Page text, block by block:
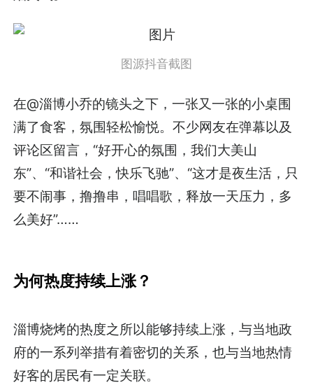
图源抖音截图
在@淄博小乔的镜头之下，一张又一张的小桌围
满了食客，氛围轻松愉悦。不少网友在弹幕以及
评论区留言，“好开心的氛围，我们大美山
东”、“和谐社会，快乐飞驰”、“这才是夜生活，只
要不闹事，撸撸串，唱唱歌，释放一天压力，多
么美好”……
为何热度持续上涨？
淄博烧烤的热度之所以能够持续上涨，与当地政
府的一系列举措有着密切的关系，也与当地热情
好客的居民有一定关联。